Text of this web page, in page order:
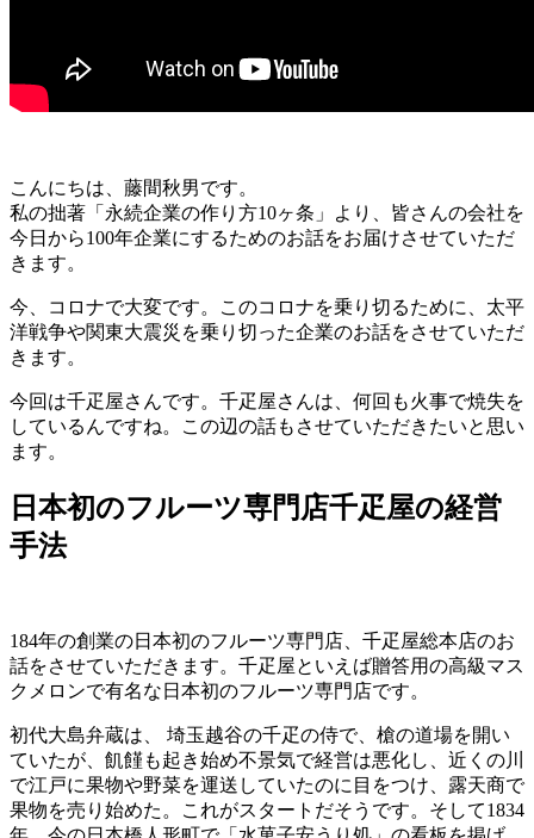
こんにちは、藤間秋男です。
私の拙著「永続企業の作り方10ヶ条」より、皆さんの会社を
今日から100年企業にするためのお話をお届けさせていただ
きます。
今、コロナで大変です。このコロナを乗り切るために、太平
洋戦争や関東大震災を乗り切った企業のお話をさせていただ
きます。
今回は千疋屋さんです。千疋屋さんは、何回も火事で焼失を
しているんですね。この辺の話もさせていただきたいと思い
ます。
日本初のフルーツ専門店千疋屋の経営
手法
184年の創業の日本初のフルーツ専門店、千疋屋総本店のお
話をさせていただきます。千疋屋といえば贈答用の高級マス
クメロンで有名な日本初のフルーツ専門店です。
初代大島弁蔵は、 埼玉越谷の千疋の侍で、槍の道場を開い
ていたが、飢饉も起き始め不景気で経営は悪化し、近くの川
で江戸に果物や野菜を運送していたのに目をつけ、露天商で
果物を売り始めた。これがスタートだそうです。そして1834